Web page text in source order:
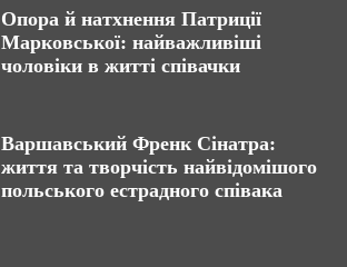
Опора й натхнення Патриції
Марковської: найважливіші
чоловіки в житті співачки
Варшавський Френк Сінатра:
життя та творчість найвідомішого
польського естрадного співака